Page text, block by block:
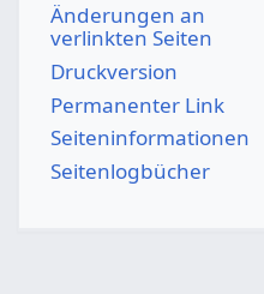
Änderungen an
verlinkten Seiten
Druckversion
Permanenter Link
Seiten­­informationen
Seitenlogbücher